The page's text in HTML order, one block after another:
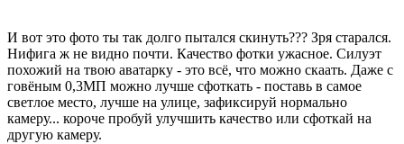
И вот это фото ты так долго пытался скинуть??? Зря старался.
Нифига ж не видно почти. Качество фотки ужасное. Силуэт
похожий на твою аватарку - это всё, что можно скаать. Даже с
говёным 0,3МП можно лучше сфоткать - поставь в самое
светлое место, лучше на улице, зафиксируй нормально
камеру... короче пробуй улучшить качество или сфоткай на
другую камеру.